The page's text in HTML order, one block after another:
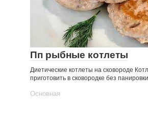
Пп рыбные котлеты
Диетические котлеты на сковороде
приготовить в сковородке без
Основная